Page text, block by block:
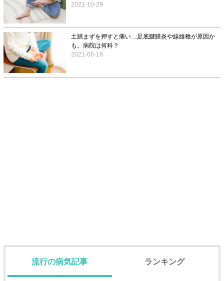
2021-10-29
土踏まずを押すと痛い…足底腱膜炎や線維種が原因か
も。病院は何科？
2021-06-18
流行の病気記事 ランキング